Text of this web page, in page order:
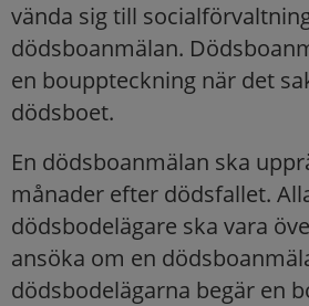
vända sig till
dödsboanmälan.
en bouppteckning när det
dödsboet.
En dödsboanmälan ska
månader efter dödsfallet.
dödsbodelägare ska vara
ansöka om en
dödsbodelägarna begär en